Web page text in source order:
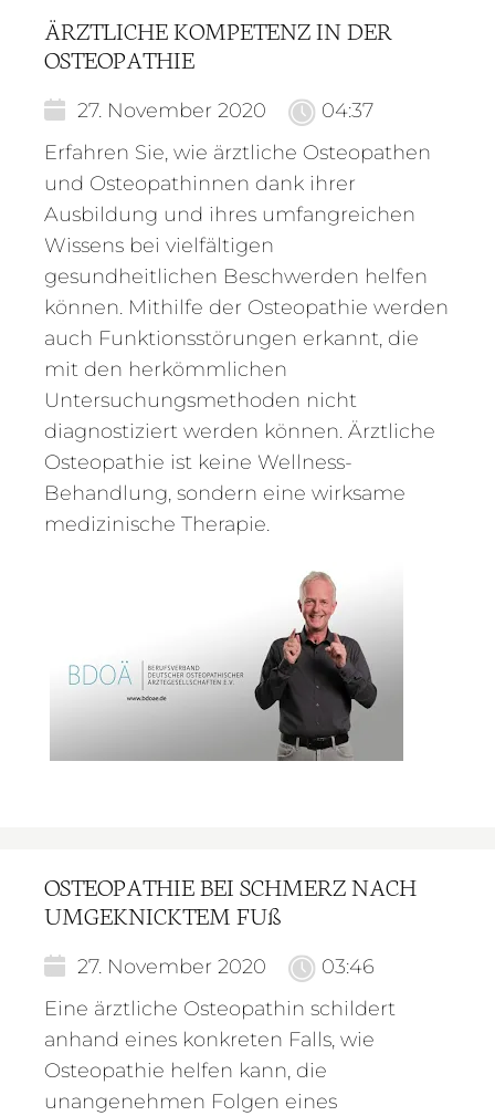
ÄRZTLICHE KOMPETENZ IN DER
OSTEOPATHIE
27. November 2020
04:37
Erfahren Sie, wie ärztliche Osteopathen
und Osteopathinnen dank ihrer
Ausbildung und ihres umfangreichen
Wissens bei vielfältigen
gesundheitlichen Beschwerden helfen
können. Mithilfe der Osteopathie werden
auch Funktionsstörungen erkannt, die
mit den herkömmlichen
Untersuchungsmethoden nicht
diagnostiziert werden können. Ärztliche
Osteopathie ist keine Wellness-
Behandlung, sondern eine wirksame
medizinische Therapie.
OSTEOPATHIE BEI SCHMERZ NACH
UMGEKNICKTEM FUß
27. November 2020
03:46
Eine ärztliche Osteopathin schildert
anhand eines konkreten Falls, wie
Osteopathie helfen kann, die
unangenehmen Folgen eines